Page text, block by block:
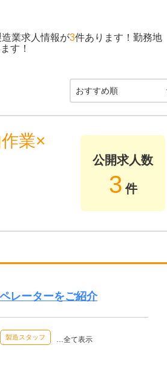
業求人情報が3件あります！勤務地
す！
業×
公開求人数
3 件
レーターをご紹介
製造スタッフ …全て表示